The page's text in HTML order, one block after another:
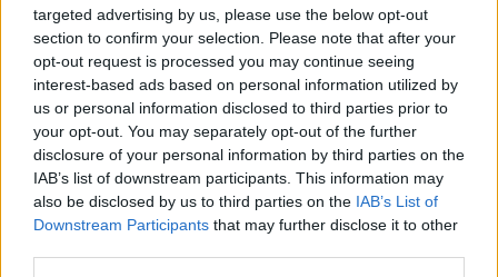
targeted advertising by us, please use the below opt-out
section to confirm your selection. Please note that after your
opt-out request is processed you may continue seeing
interest-based ads based on personal information utilized by
us or personal information disclosed to third parties prior to
your opt-out. You may separately opt-out of the further
disclosure of your personal information by third parties on the
IAB’s list of downstream participants. This information may
also be disclosed by us to third parties on the IAB’s List of
Downstream Participants that may further disclose it to other